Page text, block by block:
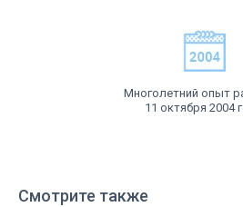
Многолетний опыт
11 октября 2004
Смотрите также